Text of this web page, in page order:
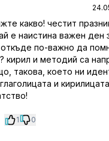
какво! честит
е наистина важен ден
по-важно да
кирил и методий са
такова, което ни
и
1 0